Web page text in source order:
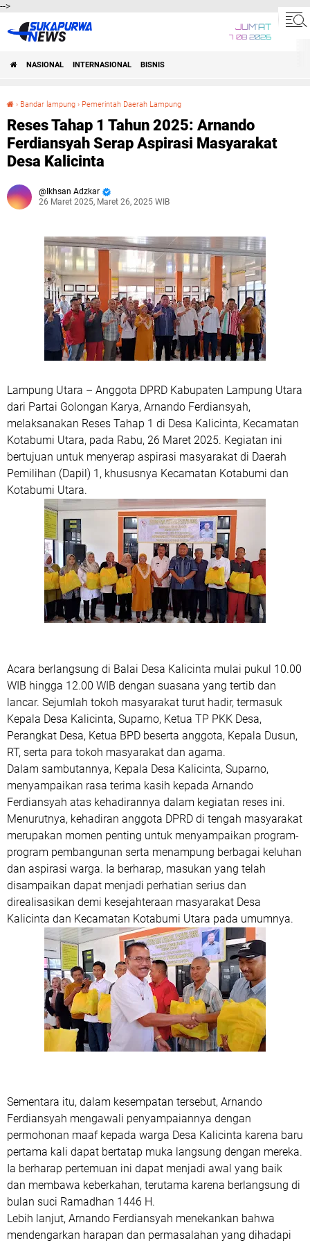
-->
JUM'AT
7 08 2026
NASIONAL INTERNASIONAL BISNIS
› Bandar lampung › Pemerintah Daerah Lampung
Reses Tahap 1 Tahun 2025: Arnando
Ferdiansyah Serap Aspirasi Masyarakat
Desa Kalicinta
Ikhsan Adzkar
26 Maret 2025, Maret 26, 2025 WIB
Lampung Utara – Anggota DPRD Kabupaten Lampung Utara
dari Partai Golongan Karya, Arnando Ferdiansyah,
melaksanakan Reses Tahap 1 di Desa Kalicinta, Kecamatan
Kotabumi Utara, pada Rabu, 26 Maret 2025. Kegiatan ini
bertujuan untuk menyerap aspirasi masyarakat di Daerah
Pemilihan (Dapil) 1, khususnya Kecamatan Kotabumi dan
Kotabumi Utara.
Acara berlangsung di Balai Desa Kalicinta mulai pukul 10.00
WIB hingga 12.00 WIB dengan suasana yang tertib dan
lancar. Sejumlah tokoh masyarakat turut hadir, termasuk
Kepala Desa Kalicinta, Suparno, Ketua TP PKK Desa,
Perangkat Desa, Ketua BPD beserta anggota, Kepala Dusun,
RT, serta para tokoh masyarakat dan agama.
Dalam sambutannya, Kepala Desa Kalicinta, Suparno,
menyampaikan rasa terima kasih kepada Arnando
Ferdiansyah atas kehadirannya dalam kegiatan reses ini.
Menurutnya, kehadiran anggota DPRD di tengah masyarakat
merupakan momen penting untuk menyampaikan program-
program pembangunan serta menampung berbagai keluhan
dan aspirasi warga. Ia berharap, masukan yang telah
disampaikan dapat menjadi perhatian serius dan
direalisasikan demi kesejahteraan masyarakat Desa
Kalicinta dan Kecamatan Kotabumi Utara pada umumnya.
Sementara itu, dalam kesempatan tersebut, Arnando
Ferdiansyah mengawali penyampaiannya dengan
permohonan maaf kepada warga Desa Kalicinta karena baru
pertama kali dapat bertatap muka langsung dengan mereka.
Ia berharap pertemuan ini dapat menjadi awal yang baik
dan membawa keberkahan, terutama karena berlangsung di
bulan suci Ramadhan 1446 H.
Lebih lanjut, Arnando Ferdiansyah menekankan bahwa
mendengarkan harapan dan permasalahan yang dihadapi